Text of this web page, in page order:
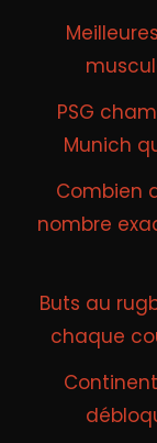
PSG
Munich
Combien
nombre
Buts au
chaque